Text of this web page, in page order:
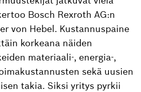
Bosch Rexroth AG:n
von Hebel. Kustannuspaine
korkeana näiden
materiaali-, energia-,
sekä uusien
takia. Siksi yritys pyrkii